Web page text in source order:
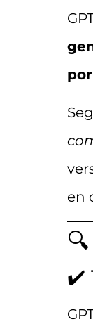
en
🔍
✔️